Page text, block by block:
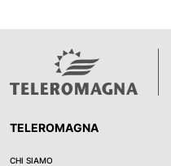
TELEROMAGNA
CHI SIAMO